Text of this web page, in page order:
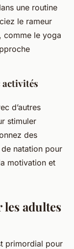
une routine
le rameur
comme le yoga
d’autres
stimuler
des
natation pour
motivation et
adultes
primordial pour